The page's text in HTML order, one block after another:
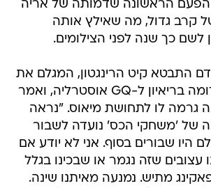
הפעם הראשונה שדמותה של אריה
קרב גדול, מה שאילץ אותה
כך שנה לפני הצילומים.
התבטא קיט הרינגטון, המגלם את
ג'ון שלג, באופן דומה בריאיון ל-GQ אוסטרליה, ואמר
גרמה לו לתחושת מיאוס. "נראה
של 'משחקי הכס' נועדה לשבור
היו שבורים בסוף. אני לא יודע אם
עצובים שזה נגמר או שבכינו בגלל
מתיש. נמנעה מאיתנו שינה.